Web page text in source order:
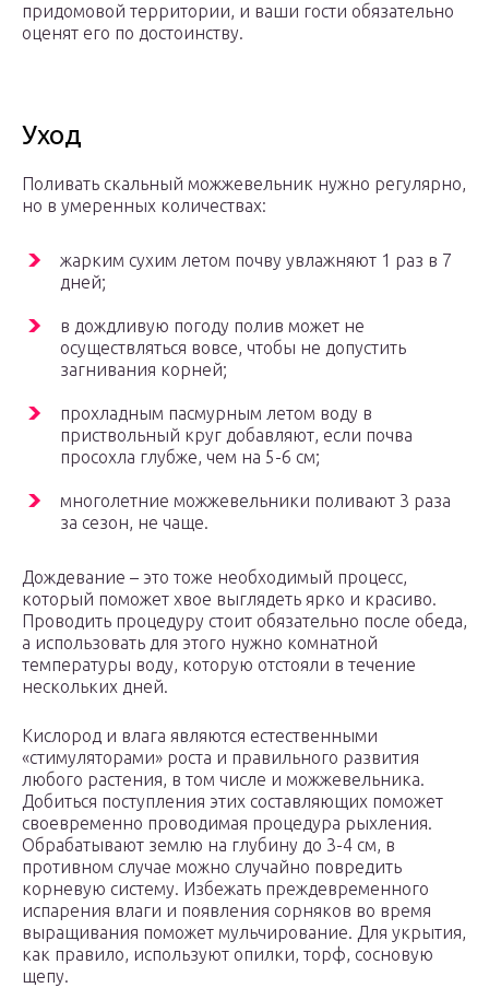
придомовой территории, и ваши гости обязательно
оценят его по достоинству.
Уход
Поливать скальный можжевельник нужно регулярно,
но в умеренных количествах:
жарким сухим летом почву увлажняют 1 раз в 7
дней;
в дождливую погоду полив может не
осуществляться вовсе, чтобы не допустить
загнивания корней;
прохладным пасмурным летом воду в
приствольный круг добавляют, если почва
просохла глубже, чем на 5-6 см;
многолетние можжевельники поливают 3 раза
за сезон, не чаще.
Дождевание – это тоже необходимый процесс,
который поможет хвое выглядеть ярко и красиво.
Проводить процедуру стоит обязательно после обеда,
а использовать для этого нужно комнатной
температуры воду, которую отстояли в течение
нескольких дней.
Кислород и влага являются естественными
«стимуляторами» роста и правильного развития
любого растения, в том числе и можжевельника.
Добиться поступления этих составляющих поможет
своевременно проводимая процедура рыхления.
Обрабатывают землю на глубину до 3-4 см, в
противном случае можно случайно повредить
корневую систему. Избежать преждевременного
испарения влаги и появления сорняков во время
выращивания поможет мульчирование. Для укрытия,
как правило, используют опилки, торф, сосновую
щепу.